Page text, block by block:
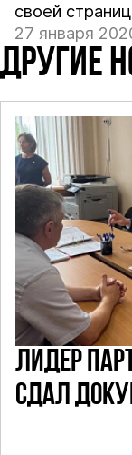
своей
27 января
ДРУГИЕ
ЛИДЕР
СДАЛ